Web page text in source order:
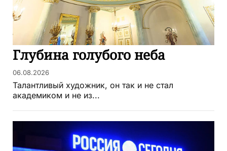
Глубина голубого неба
06.08.2026
Талантливый художник, он так и не стал
академиком и не из...